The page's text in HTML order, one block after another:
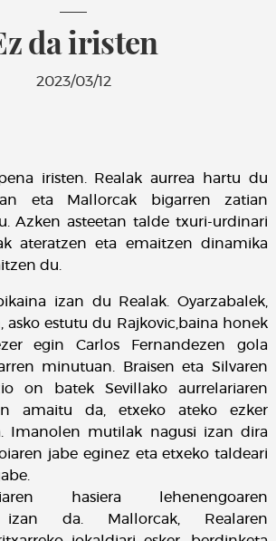
da iristen
2023/03/12
iristen. Realak aurrea hartu du
eta Mallorcak bigarren zatian
Azken asteetan talde txuri-urdinari
ateratzen eta emaitzen dinamika
du.
izan du Realak. Oyarzabalek,
asko estutu du Rajkovic,baina honek
egin Carlos Fernandezen gola
minutuan. Braisen eta Silvaren
on batek Sevillako aurrelariaren
amaitu da, etxeko ateko ezker
Imanolen mutilak nagusi izan dira
jabe eginez eta etxeko taldeari
hasiera lehenengoaren
izan da. Mallorcak, Realaren